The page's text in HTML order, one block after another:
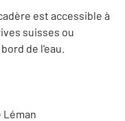
est accessible à
suisses ou
de l'eau.
Léman